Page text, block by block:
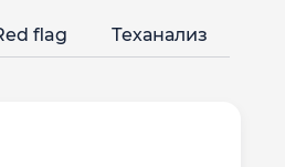
flag Теханализ